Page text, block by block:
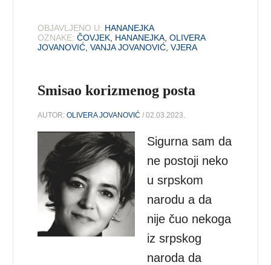
OBJAVLJENO U: HANANEJKA
OZNAKE: ČOVJEK HANANEJKA ,OLIVERA
JOVANOVIĆ ,VANJA JOVANOVIĆ ,VJERA
Smisao korizmenog posta
AUTOR:OLIVERA JOVANOVIĆ / 02.03.2023.
Sigurna sam da
ne postoji neko
u srpskom
narodu a da
nije čuo nekoga
iz srpskog
naroda da